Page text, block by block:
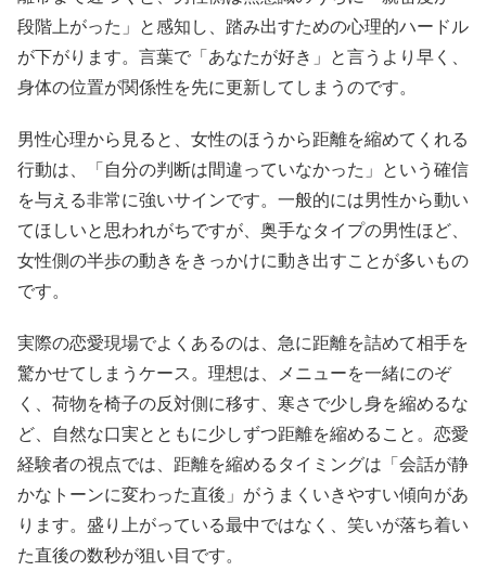
段階上がった」と感知し、踏み出すための心理的ハードル
が下がります。言葉で「あなたが好き」と言うより早く、
身体の位置が関係性を先に更新してしまうのです。
男性心理から見ると、女性のほうから距離を縮めてくれる
行動は、「自分の判断は間違っていなかった」という確信
を与える非常に強いサインです。一般的には男性から動い
てほしいと思われがちですが、奥手なタイプの男性ほど、
女性側の半歩の動きをきっかけに動き出すことが多いもの
です。
実際の恋愛現場でよくあるのは、急に距離を詰めて相手を
驚かせてしまうケース。理想は、メニューを一緒にのぞ
く、荷物を椅子の反対側に移す、寒さで少し身を縮めるな
ど、自然な口実とともに少しずつ距離を縮めること。恋愛
経験者の視点では、距離を縮めるタイミングは「会話が静
かなトーンに変わった直後」がうまくいきやすい傾向があ
ります。盛り上がっている最中ではなく、笑いが落ち着い
た直後の数秒が狙い目です。